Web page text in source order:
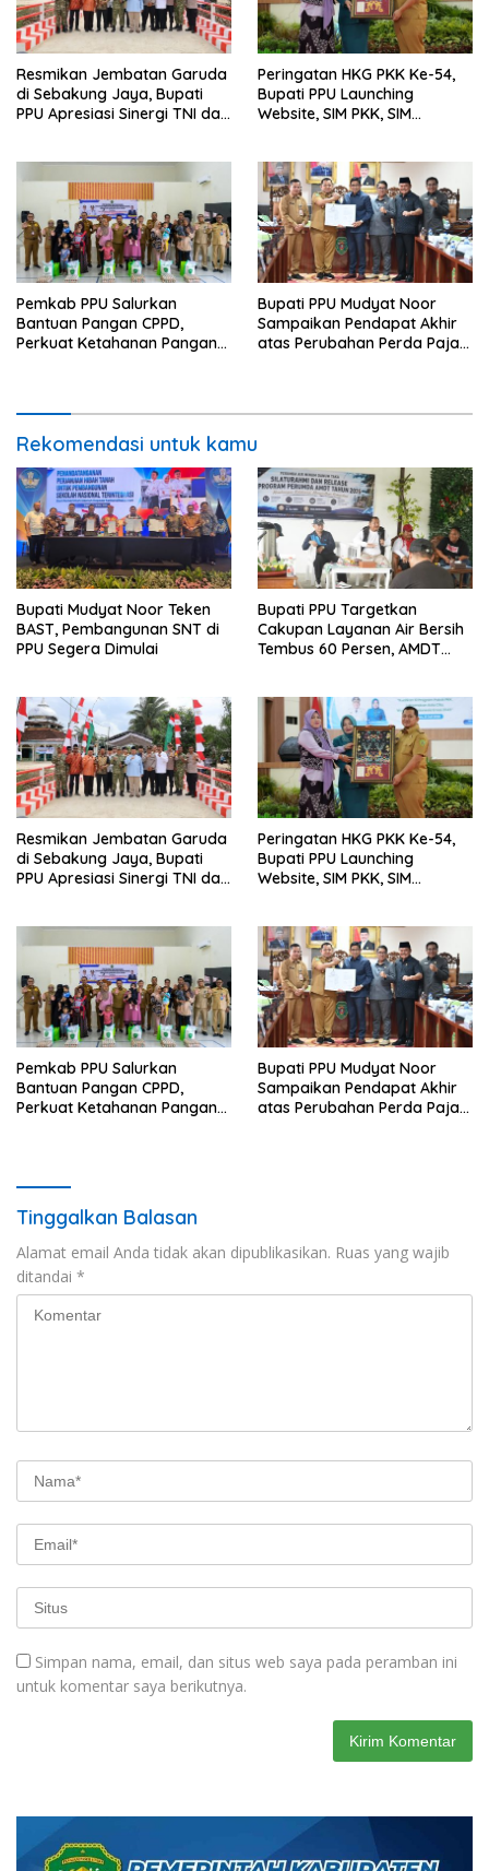
Resmikan Jembatan Garuda
di Sebakung Jaya, Bupati
PPU Apresiasi Sinergi TNI dan
Peringatan HKG PKK Ke-54,
Bupati PPU Launching
Website, SIM PKK, SIM
Pemkab PPU Salurkan
Bantuan Pangan CPPD,
Perkuat Ketahanan Pangan
Bupati PPU Mudyat Noor
Sampaikan Pendapat Akhir
atas Perubahan Perda Pajak
Rekomendasi untuk kamu
Bupati Mudyat Noor Teken
BAST, Pembangunan SNT di
PPU Segera Dimulai
Bupati PPU Targetkan
Cakupan Layanan Air Bersih
Tembus 60 Persen, AMDT
Resmikan Jembatan Garuda
di Sebakung Jaya, Bupati
PPU Apresiasi Sinergi TNI dan
Peringatan HKG PKK Ke-54,
Bupati PPU Launching
Website, SIM PKK, SIM
Pemkab PPU Salurkan
Bantuan Pangan CPPD,
Perkuat Ketahanan Pangan
Bupati PPU Mudyat Noor
Sampaikan Pendapat Akhir
atas Perubahan Perda Pajak
Tinggalkan Balasan
Alamat email Anda tidak akan dipublikasikan. Ruas yang wajib
ditandai *
Simpan nama, email, dan situs web saya pada peramban ini
untuk komentar saya berikutnya.